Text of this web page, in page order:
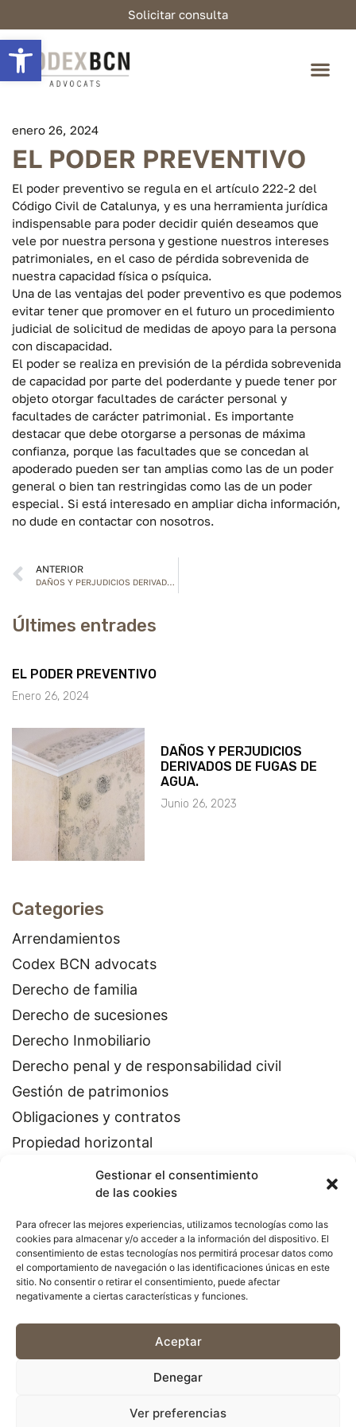
Abrir barra de herramientas
Gestionar el consentimiento
de las cookies
Para ofrecer las mejores experiencias, utilizamos tecnologías como las
cookies para almacenar y/o acceder a la información del dispositivo. El
consentimiento de estas tecnologías nos permitirá procesar datos como
el comportamiento de navegación o las identificaciones únicas en este
sitio. No consentir o retirar el consentimiento, puede afectar
negativamente a ciertas características y funciones.
Aceptar
Denegar
Ver preferencias
Solicitar consulta
enero 26, 2024
EL PODER PREVENTIVO
El poder preventivo se regula en el artículo 222-2 del
Código Civil de Catalunya, y es una herramienta jurídica
indispensable para poder decidir quién deseamos que
vele por nuestra persona y gestione nuestros intereses
patrimoniales, en el caso de pérdida sobrevenida de
nuestra capacidad física o psíquica.
Una de las ventajas del poder preventivo es que podemos
evitar tener que promover en el futuro un procedimiento
judicial de solicitud de medidas de apoyo para la persona
con discapacidad.
El poder se realiza en previsión de la pérdida sobrevenida
de capacidad por parte del poderdante y puede tener por
objeto otorgar facultades de carácter personal y
facultades de carácter patrimonial. Es importante
destacar que debe otorgarse a personas de máxima
confianza, porque las facultades que se concedan al
apoderado pueden ser tan amplias como las de un poder
general o bien tan restringidas como las de un poder
especial. Si está interesado en ampliar dicha información,
no dude en contactar con nosotros.
ANTERIOR
DAÑOS Y PERJUDICIOS DERIVADOS DE FUGAS DE AGUA.
Últimes entrades
EL PODER PREVENTIVO
Enero 26, 2024
DAÑOS Y PERJUDICIOS
DERIVADOS DE FUGAS DE
AGUA.
Junio 26, 2023
Categories
Arrendamientos
Codex BCN advocats
Derecho de familia
Derecho de sucesiones
Derecho Inmobiliario
Derecho penal y de responsabilidad civil
Gestión de patrimonios
Obligaciones y contratos
Propiedad horizontal
CODEX BCN ADVOCATS
Rambla de Catalunya, 90, 1-1
Política de privacidad Política de cookies
Financiado por la Unión Europea-Next Generation EU